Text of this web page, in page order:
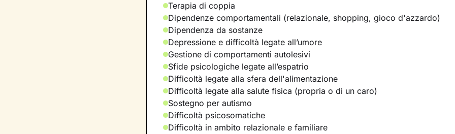
Terapia di coppia
Dipendenze comportamentali (relazionale, shopping, gioco d'azzardo)
Dipendenza da sostanze
Depressione e difficoltà legate all’umore
Gestione di comportamenti autolesivi
Sfide psicologiche legate all’espatrio
Difficoltà legate alla sfera dell'alimentazione
Difficoltà legate alla salute fisica (propria o di un caro)
Sostegno per autismo
Difficoltà psicosomatiche
Difficoltà in ambito relazionale e familiare